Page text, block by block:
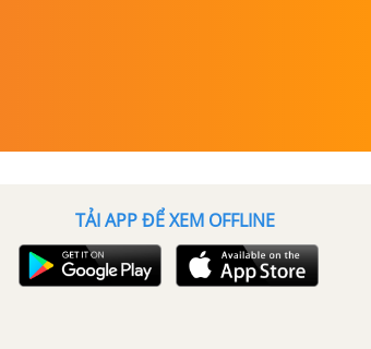
TẢI APP ĐỂ XEM OFFLINE